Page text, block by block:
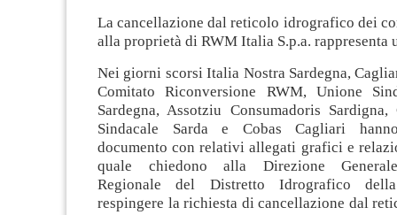
La cancellazione dal reticolo idrografico dei
alla proprietà di RWM Italia S.p.a. rappresenta
Nei giorni scorsi Italia Nostra Sardegna,
Comitato Riconversione RWM, Unione
Sardegna, Assotziu Consumadoris Sardigna,
Sindacale Sarda e Cobas Cagliari
documento con relativi allegati grafici e
quale chiedono alla Direzione
Regionale del Distretto Idrografico
respingere la richiesta di cancellazione dal